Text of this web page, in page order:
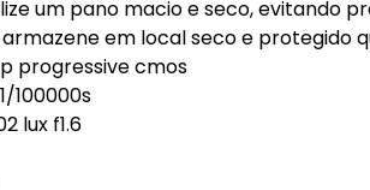
um pano macio e seco, evitando
em local seco e protegido
progressive cmos
100000s
lux f1.6